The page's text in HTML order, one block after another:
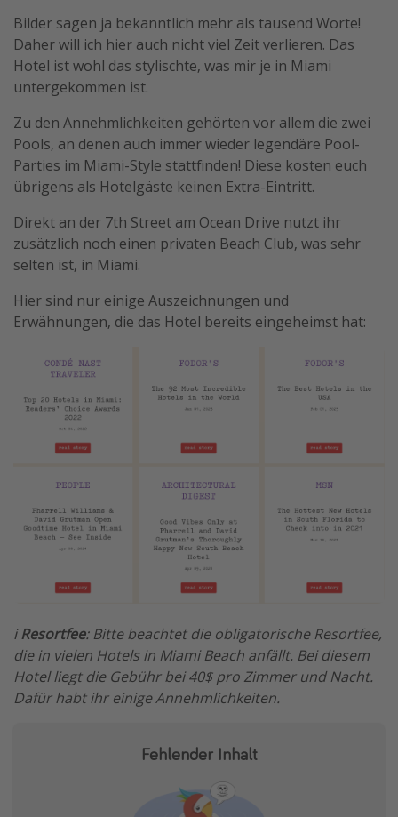
Bilder sagen ja bekanntlich mehr als tausend Worte!
Daher will ich hier auch nicht viel Zeit verlieren. Das
Hotel ist wohl das stylischte, was mir je in Miami
untergekommen ist.
Zu den Annehmlichkeiten gehörten vor allem die zwei
Pools, an denen auch immer wieder legendäre Pool-
Parties im Miami-Style stattfinden! Diese kosten euch
übrigens als Hotelgäste keinen Extra-Eintritt.
Direkt an der 7th Street am Ocean Drive nutzt ihr
zusätzlich noch einen privaten Beach Club, was sehr
selten ist, in Miami.
Hier sind nur einige Auszeichnungen und
Erwähnungen, die das Hotel bereits eingeheimst hat:
ℹ️Resortfee: Bitte beachtet die obligatorische Resortfee,
die in vielen Hotels in Miami Beach anfällt. Bei diesem
Hotel liegt die Gebühr bei 40$ pro Zimmer und Nacht.
Dafür habt ihr einige Annehmlichkeiten.
Fehlender Inhalt